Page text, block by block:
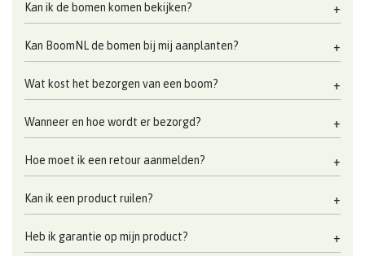
Kan ik de bomen komen bekijken?
Kan BoomNL de bomen bij mij aanplanten?
Wat kost het bezorgen van een boom?
Wanneer en hoe wordt er bezorgd?
Hoe moet ik een retour aanmelden?
Kan ik een product ruilen?
Heb ik garantie op mijn product?